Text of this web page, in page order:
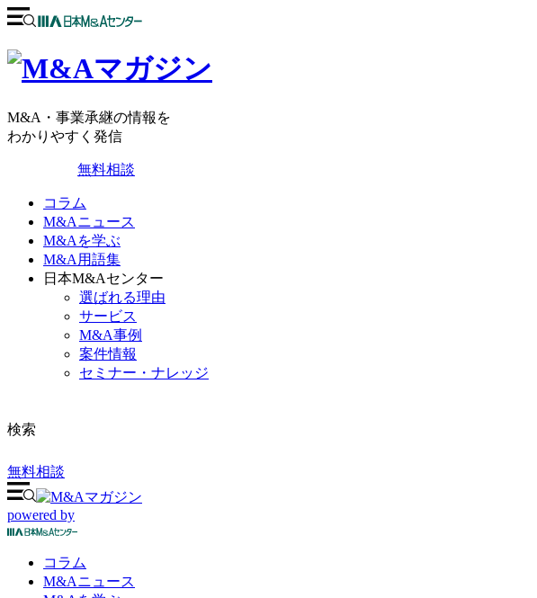
M&A・事業承継の情報を
わかりやすく発信
無料相談
コラム
M&Aニュース
M&Aを学ぶ
M&A用語集
日本M&Aセンター
選ばれる理由
サービス
M&A事例
案件情報
セミナー・ナレッジ
検索
無料相談
powered by
コラム
M&Aニュース